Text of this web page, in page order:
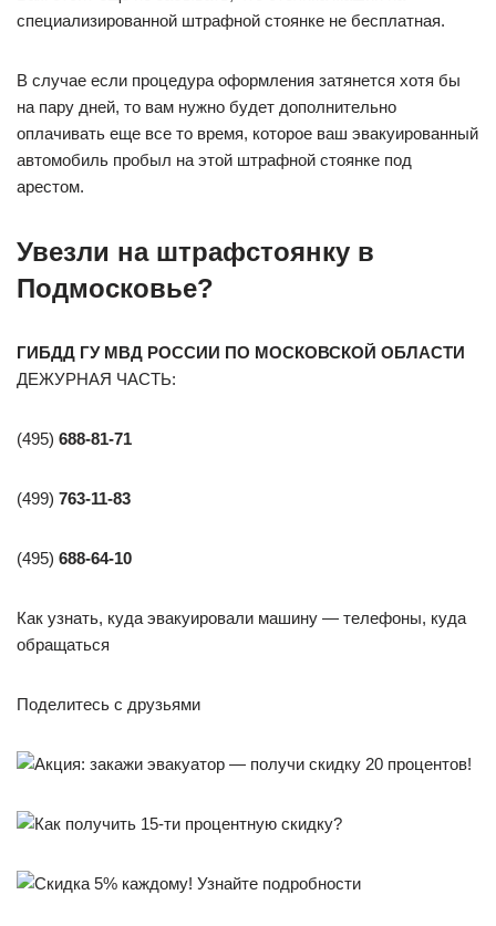
специализированной штрафной стоянке не бесплатная.
В случае если процедура оформления затянется хотя бы
на пару дней, то вам нужно будет дополнительно
оплачивать еще все то время, которое ваш эвакуированный
автомобиль пробыл на этой штрафной стоянке под
арестом.
Увезли на штрафстоянку в
Подмосковье?
ГИБДД ГУ МВД РОССИИ ПО МОСКОВСКОЙ ОБЛАСТИ
ДЕЖУРНАЯ ЧАСТЬ:
(495) 688-81-71
(499) 763-11-83
(495) 688-64-10
Как узнать, куда эвакуировали машину — телефоны, куда
обращаться
Поделитесь с друзьями